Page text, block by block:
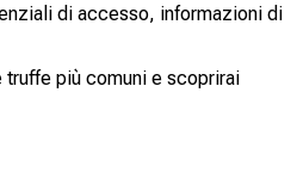
di accesso, informazioni di
più comuni e scoprirai